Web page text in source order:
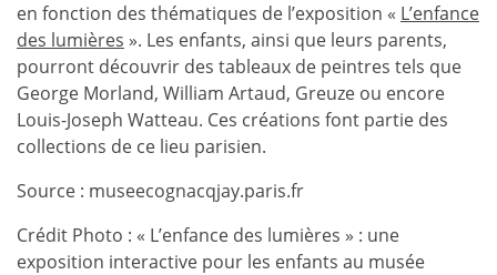
en fonction des thématiques de l’exposition « L’enfance
des lumières ». Les enfants, ainsi que leurs parents,
pourront découvrir des tableaux de peintres tels que
George Morland, William Artaud, Greuze ou encore
Louis-Joseph Watteau. Ces créations font partie des
collections de ce lieu parisien.
Source : museecognacqjay.paris.fr
Crédit Photo : « L’enfance des lumières » : une
exposition interactive pour les enfants au musée